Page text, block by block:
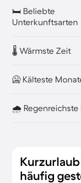
🛏️ Beliebte
Unterkunftsarten
🌡️ Wärmste Zeit
🥶 Kälteste
🌧️ Regenreichste
häufig